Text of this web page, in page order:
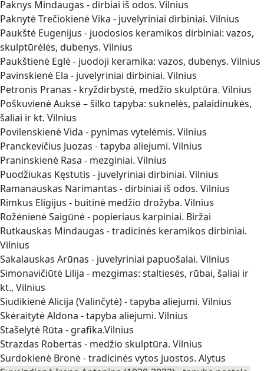
Paknys Mindaugas - dirbiai iš odos. Vilnius
Paknytė Trečiokienė Vika - juvelyriniai dirbiniai. Vilnius
Paukštė Eugenijus - juodosios keramikos dirbiniai: vazos,
skulptūrėlės, dubenys. Vilnius
Paukštienė Eglė - juodoji keramika: vazos, dubenys. Vilnius
Pavinskienė Ela - juvelyriniai dirbiniai. Vilnius
Petronis Pranas - kryždirbystė, medžio skulptūra. Vilnius
Poškuvienė Auksė – šilko tapyba: suknelės, palaidinukės,
šaliai ir kt. Vilnius
Povilenskienė Vida - pynimas vytelėmis. Vilnius
Pranckevičius Juozas - tapyba aliejumi. Vilnius
Praninskienė Rasa - mezginiai. Vilnius
Puodžiukas Kęstutis - juvelyriniai dirbiniai. Vilnius
Ramanauskas Narimantas - dirbiniai iš odos. Vilnius
Rimkus Eligijus - buitinė medžio drožyba. Vilnius
Rožėnienė Saigūnė - popieriaus karpiniai. Biržai
Rutkauskas Mindaugas - tradicinės keramikos dirbiniai.
Vilnius
Sakalauskas Arūnas - juvelyriniai papuošalai. Vilnius
Simonavičiūtė Lilija - mezgimas: staltiesės, rūbai, šaliai ir
kt., Vilnius
Siudikienė Alicija (Valinčytė) - tapyba aliejumi. Vilnius
Skėraitytė Aldona - tapyba aliejumi. Vilnius
Stašelytė Rūta - grafika.Vilnius
Strazdas Robertas - medžio skulptūra. Vilnius
Surdokienė Bronė - tradicinės vytos juostos. Alytus